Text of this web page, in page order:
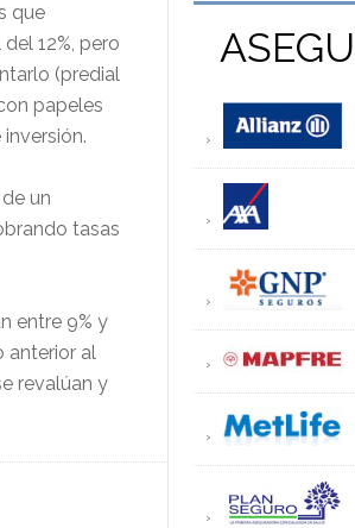
que
12%, pero
(predial
papeles
un
tasas
entre 9% y
anterior al
revalúan y